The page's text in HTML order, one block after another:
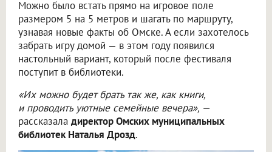
Можно было встать прямо на игровое поле
размером 5 на 5 метров и шагать по маршруту,
узнавая новые факты об Омске. А если захотелось
забрать игру домой — в этом году появился
настольный вариант, который после фестиваля
поступит в библиотеки.
«Их можно будет брать так же, как книги,
и проводить уютные семейные вечера», —
рассказала директор Омских муниципальных
библиотек Наталья Дрозд.